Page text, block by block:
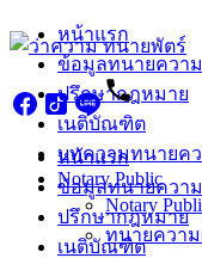
Skip
to
content
หน้าแรก
ข้อมูลทนายความ
ปรึกษากฎหมาย
เนติบัณฑิต
หน้าแรก
ข้อมูลทนายความ
ปรึกษากฎหมาย
เนติบัณฑิต
บทความทนายค
Notary Public
Notary
ทนายควา